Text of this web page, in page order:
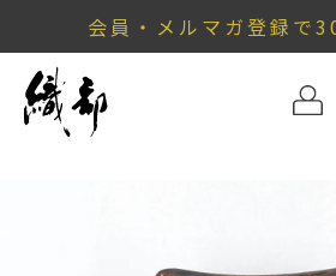
会員・メルマガ登録で